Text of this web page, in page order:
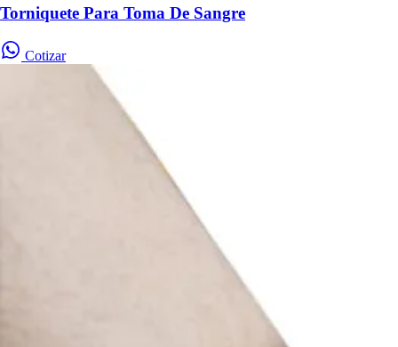
Torniquete Para Toma De Sangre
Cotizar